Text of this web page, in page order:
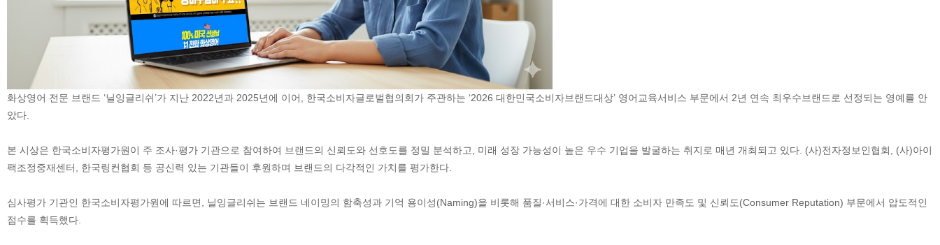
화상영어 전문 브랜드 ‘닐잉글리쉬’가 지난 2022년과 2025년에 이어, 한국소비자글로벌협의회가 주관하는 ‘2026 대한민국소비자브랜드대상’ 영어교육서비스 부문에서 2년 연속 최우수브랜드로 선정되는 영예를 안
았다.
본 시상은 한국소비자평가원이 주 조사·평가 기관으로 참여하여 브랜드의 신뢰도와 선호도를 정밀 분석하고, 미래 성장 가능성이 높은 우수 기업을 발굴하는 취지로 매년 개최되고 있다. (사)전자정보인협회, (사)아이
팩조정중재센터, 한국링컨협회 등 공신력 있는 기관들이 후원하며 브랜드의 다각적인 가치를 평가한다.
심사평가 기관인 한국소비자평가원에 따르면, 닐잉글리쉬는 브랜드 네이밍의 함축성과 기억 용이성(Naming)을 비롯해 품질·서비스·가격에 대한 소비자 만족도 및 신뢰도(Consumer Reputation) 부문에서 압도적인
점수를 획득했다.